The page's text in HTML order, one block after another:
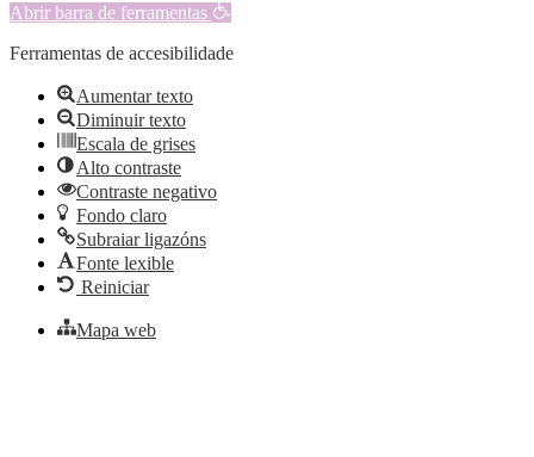
Abrir barra de ferramentas
Ferramentas de accesibilidade
Aumentar texto
Diminuir texto
Escala de grises
Alto contraste
Contraste negativo
Fondo claro
Subraiar ligazóns
Fonte lexible
Reiniciar
Mapa web